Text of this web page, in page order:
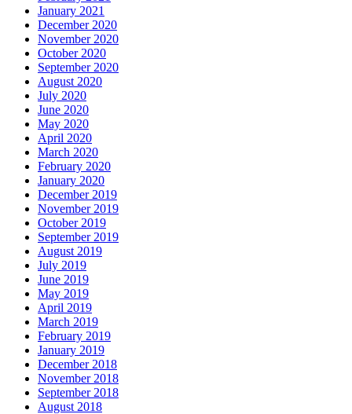
January 2021
December 2020
November 2020
October 2020
September 2020
August 2020
July 2020
June 2020
May 2020
April 2020
March 2020
February 2020
January 2020
December 2019
November 2019
October 2019
September 2019
August 2019
July 2019
June 2019
May 2019
April 2019
March 2019
February 2019
January 2019
December 2018
November 2018
September 2018
August 2018